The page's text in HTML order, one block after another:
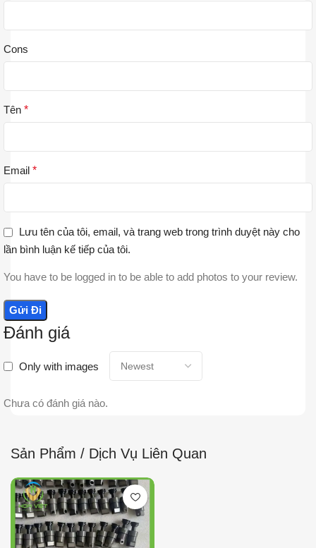
Đánh giá
Only with images
Chưa có đánh giá nào.
Cons
Tên *
Email *
Lưu tên của tôi, email, và trang web trong trình duyệt này cho
lần bình luận kế tiếp của tôi.
You have to be logged in to be able to add photos to your review.
Sản Phẩm / Dịch Vụ Liên Quan